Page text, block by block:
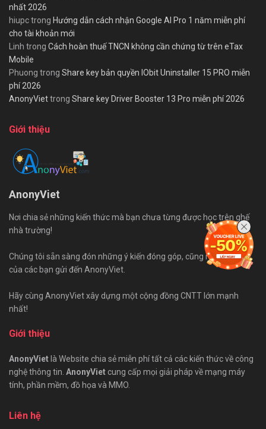
nhất 2026
hiupctrong Hướng dẫn cách nhận Google AI Pro 1 năm miễn phí
cho tài khoản mới
Linh trong Cách hoàn thuế TNCN không cần chứng từ trên eTax
Mobile
Phuong trong Share key bản quyền IObit Uninstaller 15 PRO miễn
phí 2026
AnonyViettrong Share key Driver Booster 13 Pro miễn phí 2026
Giới thiệu
AnonyViet
Nơi chia sẻ những kiến thức mà bạn chưa từng được học trên ghế
nhà trường!
Chúng tôi sẵn sàng đón những ý kiến đóng góp, cũng như bài viết
của các bạn gửi đến AnonyViet.
Hãy cùng AnonyViet xây dựng một cộng đồng CNTT lớn mạnh
nhất!
Giới thiệu
AnonyViet là Website chia sẻ miễn phí tất cả các kiến thức về công
nghệ thông tin. AnonyViet cung cấp mọi giải pháp về mạng máy
tính, phần mềm, đồ họa và MMO.
Liên hệ